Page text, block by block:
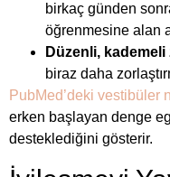
birkaç günden
öğrenmesine alan
Düzenli,
biraz daha
PubMed’deki vestibüler
erken başlayan denge
desteklediğini gösterir.